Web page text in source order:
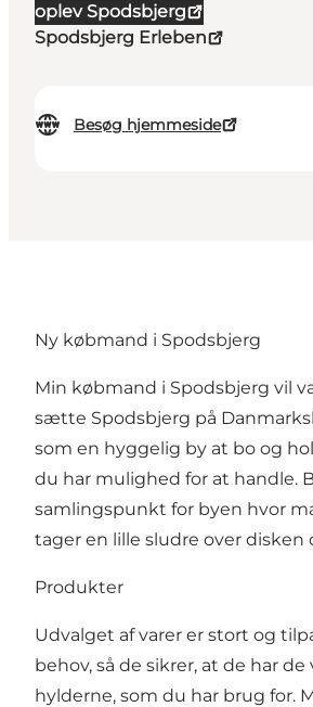
oplev Spodsbjerg
Spodsbjerg Erleben
Besøg hjemmeside
Ny købmand i Spodsbjerg
Min købmand i Spodsbjerg vil
sætte Spodsbjerg på
som en hyggelig by at bo og
du har mulighed for at handle.
samlingspunkt for byen hvor
tager en lille sludre over disken
Produkter
Udvalget af varer er stort og
behov, så de sikrer, at de har de
hylderne, som du har brug for.